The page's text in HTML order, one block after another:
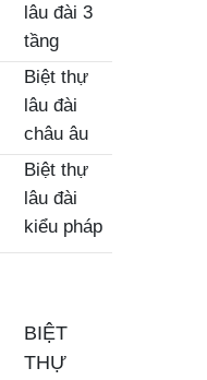
lâu đài 3
tầng
Biệt thự
lâu đài
châu âu
Biệt thự
lâu đài
kiểu pháp
BIỆT
THỰ